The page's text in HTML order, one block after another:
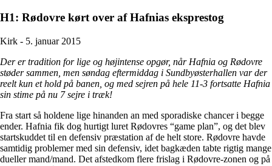
H1: Rødovre kørt over af Hafnias eksprestog
Kirk - 5. januar 2015
Der er tradition for lige og højintense opgør, når Hafnia og Rødovre
støder sammen, men søndag eftermiddag i Sundbyøsterhallen var der
reelt kun et hold på banen, og med sejren på hele 11-3 fortsatte Hafnia
sin stime på nu 7 sejre i træk!
Fra start så holdene lige hinanden an med sporadiske chancer i begge
ender. Hafnia fik dog hurtigt luret Rødovres “game plan”, og det blev
startskuddet til en defensiv præstation af de helt store. Rødovre havde
samtidig problemer med sin defensiv, idet bagkæden tabte rigtig mange
dueller mand/mand. Det afstedkom flere frislag i Rødovre-zonen og på